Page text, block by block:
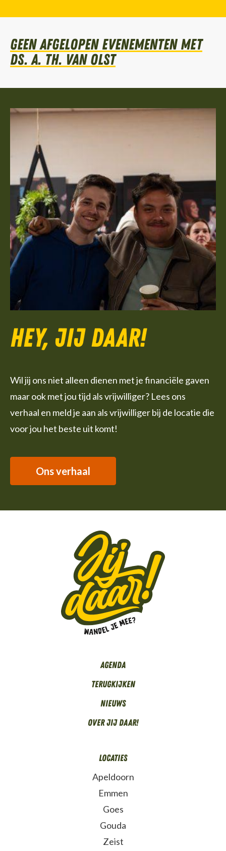
Geen afgelopen evenementen met
Ds. A. TH. van Olst
Hey, jij daar!
Wil jij ons niet alleen dienen met je financiële gaven
maar ook met jou tijd als vrijwilliger? Lees ons
verhaal en meld je aan als vrijwilliger bij de locatie die
voor jou het beste uit komt!
Ons verhaal
Agenda
Terugkijken
Nieuws
Over Jij daar!
Locaties
Apeldoorn
Emmen
Goes
Gouda
Zeist